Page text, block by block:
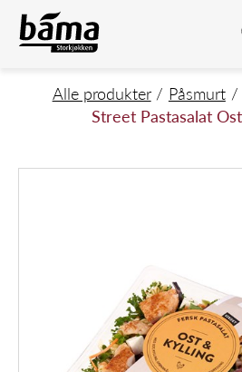
Street Pastasalat Ost
Hovedinnhold
Hovedmeny
Hovedmeny
Alle produkter Påsmurt
Street Pastasalat